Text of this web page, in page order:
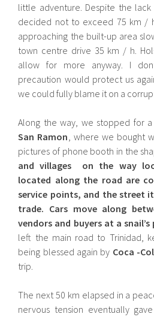
little adventure. Despite the
decided not to exceed 75 km /
approaching the built-up area
town centre drive 35 km / h.
allow for more anyway. I
precaution would protect us
we could fully blame it on a
Along the way, we stopped for
San Ramon, where we bought
pictures of phone booth in the
and villages on the way
located along the road are
service points, and the street
trade. Cars move along
vendors and buyers at a snail’s
left the main road to Trinidad,
being blessed again by Coca -
trip.
The next 50 km elapsed in a
nervous tension eventually